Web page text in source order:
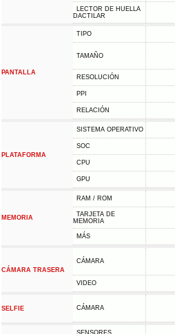
LECTOR DE HUELLA
DACTILAR
PANTALLA
TIPO
TAMAÑO
RESOLUCIÓN
PPI
RELACIÓN
PLATAFORMA
SISTEMA OPERATIVO
SOC
CPU
GPU
MEMORIA
RAM / ROM
TARJETA DE
MEMORIA
MÁS
CÁMARA TRASERA
CÁMARA
VIDEO
SELFIE CÁMARA
SENSORES